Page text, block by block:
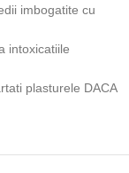
imbogatite cu
intoxicatiile
plasturele DACA